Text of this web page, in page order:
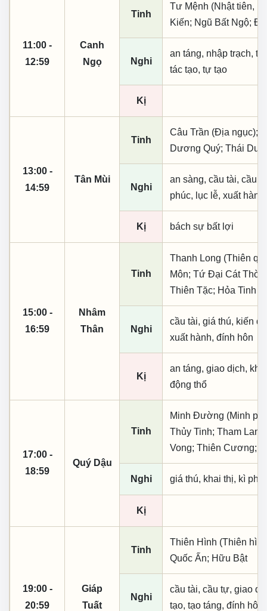
11:00 -
12:59
Canh
Ngọ
Tinh
Tư Mệnh (Nhật tiên,
Kiến; Ngũ Bất Ngộ;
Nghi
an táng, nhập trạch,
tác tạo, tự tạo
Kị
13:00 -
14:59
Tân Mùi
Tinh
Câu Trần (Địa ngục);
Dương Quý; Thái
Nghi
an sàng, cầu tài, cầu
phúc, lục lễ, xuất
Kị bách sự bất lợi
15:00 -
16:59
Nhâm
Thân
Tinh
Thanh Long (Thiên
Môn; Tứ Đại Cát Thời;
Thiên Tặc; Hỏa Tinh
Nghi
cầu tài, giá thú, kiến
xuất hành, đính hôn
Kị
an táng, giao dịch,
động thổ
17:00 -
18:59
Quý Dậu
Tinh
Minh Đường (Minh
Thủy Tinh; Tham
Vong; Thiên Cương;
Nghi giá thú, khai thị, kì
Kị
19:00 -
20:59
Giáp
Tuất
Tinh
Thiên Hình (Thiên
Quốc Ấn; Hữu Bật
Nghi
cầu tài, cầu tự, giao
tạo, tạo táng, đính hôn